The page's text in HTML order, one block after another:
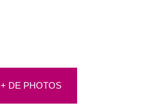
+ DE PHOTOS